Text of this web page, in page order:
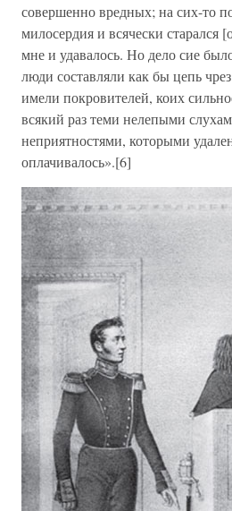
совершенно вредных; на сих-то
милосердия и всячески старался
мне и удавалось. Но дело сие
люди составляли как бы цепь
имели покровителей, коих
всякий раз теми нелепыми
неприятностями, которыми
оплачивалось».[6]